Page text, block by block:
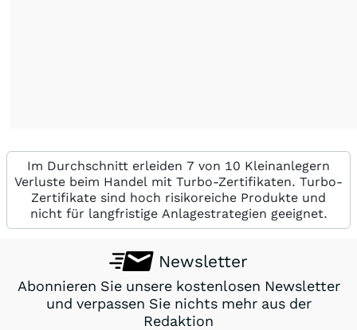
Im Durchschnitt erleiden 7 von 10 Kleinanlegern
Verluste beim Handel mit Turbo-Zertifikaten. Turbo-
Zertifikate sind hoch risikoreiche Produkte und
nicht für langfristige Anlagestrategien geeignet.
Newsletter
Abonnieren Sie unsere kostenlosen Newsletter
und verpassen Sie nichts mehr aus der
Redaktion